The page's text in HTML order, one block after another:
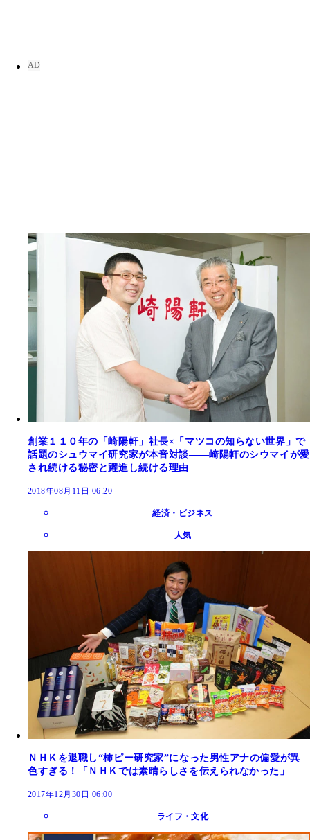
創業１１０年の「崎陽軒」社長×「マツコの知らない世界」で
話題のシュウマイ研究家が本音対談――崎陽軒のシウマイが愛
され続ける秘密と躍進し続ける理由
2018年08月11日 06:20
経済・ビジネス
人気
ＮＨＫを退職し“柿ピー研究家”になった男性アナの偏愛が異
色すぎる！「ＮＨＫでは素晴らしさを伝えられなかった」
2017年12月30日 06:00
ライフ・文化